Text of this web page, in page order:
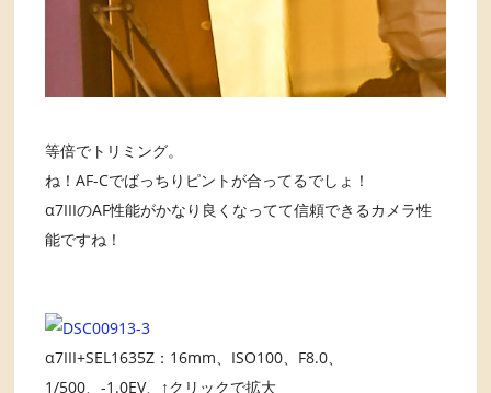
等倍でトリミング。
ね！AF-Cでばっちりピントが合ってるでしょ！
α7IIIのAF性能がかなり良くなってて信頼できるカメラ性
能ですね！
α7III+SEL1635Z：16mm、ISO100、F8.0、
1/500、-1.0EV、↑クリックで拡大